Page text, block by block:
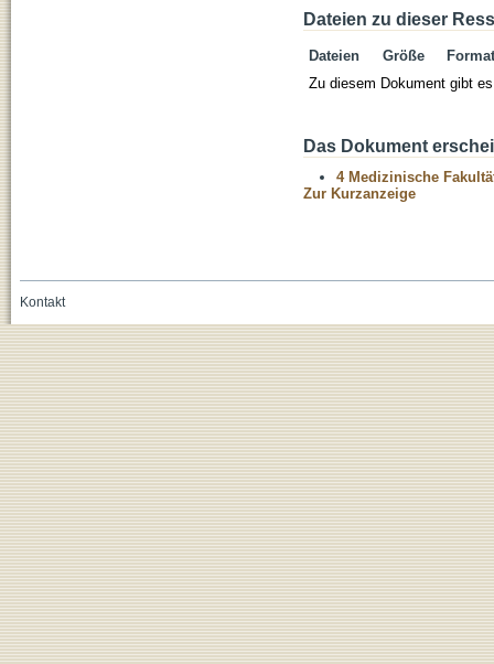
Dateien zu dieser
Dateien Größe
Format
Zu diesem Dokument gibt
Das Dokument
4 Medizinische
Zur Kurzanzeige
Kontakt